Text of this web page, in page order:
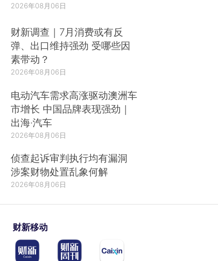
2026年08月06日
财新调查｜7月消费或有反
弹、出口维持强劲 受哪些因
素带动？
2026年08月06日
电动汽车需求高涨驱动澳洲车
市增长 中国品牌表现强劲｜
出海·汽车
2026年08月06日
侦查起诉审判执行均有漏洞
涉案财物处置乱象何解
2026年08月06日
财新移动